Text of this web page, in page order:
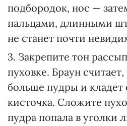
подбородок, нос —
пальцами, длинными
не станет почти
3. Закрепите тон
пуховке. Браун
больше пудры и кладет
кисточка. Сложите
пудра попала в уголки